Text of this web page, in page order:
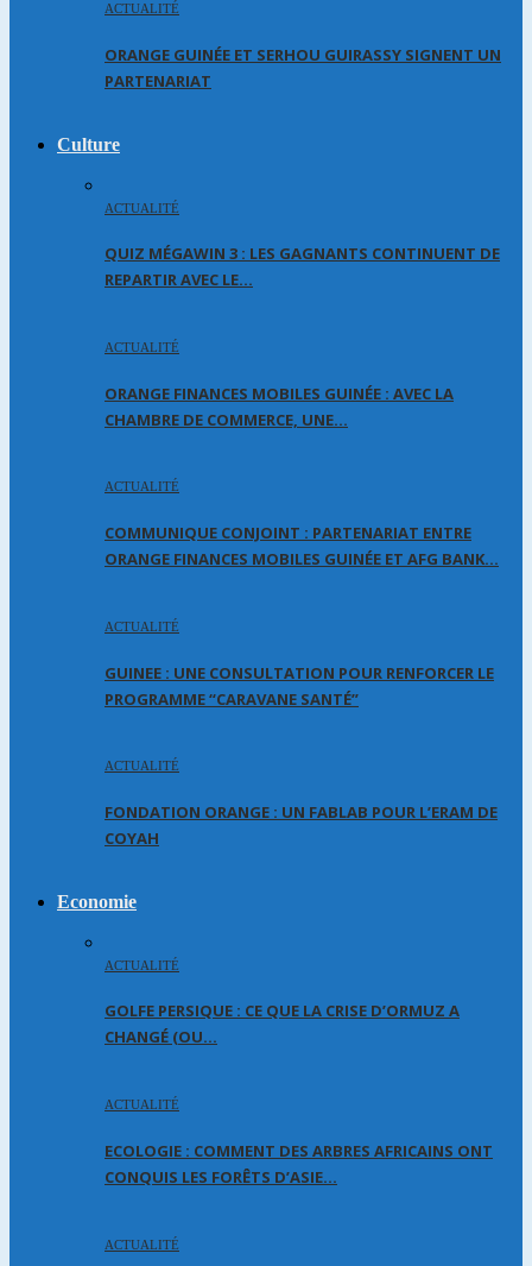
ACTUALITÉ
ORANGE GUINÉE ET SERHOU GUIRASSY SIGNENT UN
PARTENARIAT
Culture
ACTUALITÉ
QUIZ MÉGAWIN 3 : LES GAGNANTS CONTINUENT DE
REPARTIR AVEC LE…
ACTUALITÉ
ORANGE FINANCES MOBILES GUINÉE : AVEC LA
CHAMBRE DE COMMERCE, UNE…
ACTUALITÉ
COMMUNIQUE CONJOINT : PARTENARIAT ENTRE
ORANGE FINANCES MOBILES GUINÉE ET AFG BANK…
ACTUALITÉ
GUINEE : UNE CONSULTATION POUR RENFORCER LE
PROGRAMME “CARAVANE SANTÉ”
ACTUALITÉ
FONDATION ORANGE : UN FABLAB POUR L’ERAM DE
COYAH
Economie
ACTUALITÉ
GOLFE PERSIQUE : CE QUE LA CRISE D’ORMUZ A
CHANGÉ (OU…
ACTUALITÉ
ECOLOGIE : COMMENT DES ARBRES AFRICAINS ONT
CONQUIS LES FORÊTS D’ASIE…
ACTUALITÉ